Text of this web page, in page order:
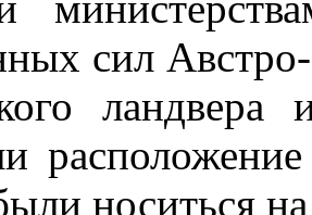
сил
ландвера
носиться